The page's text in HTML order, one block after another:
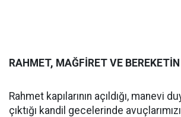
RAHMET, MAĞFİRET VE
Rahmet kapılarının açıldığı, manevi
çıktığı kandil gecelerinde